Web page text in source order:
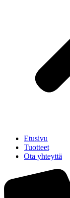
Etusivu
Tuotteet
Ota yhteyttä